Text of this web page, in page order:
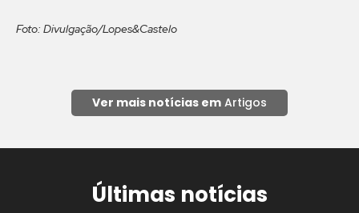
Foto: Divulgação/Lopes&Castelo
Ver mais notícias em Artigos
Últimas notícias